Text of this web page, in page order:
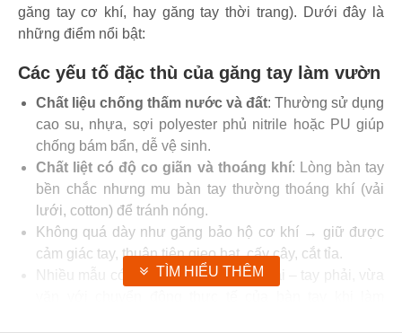
găng tay cơ khí, hay găng tay thời trang). Dưới đây là
những điểm nổi bật:
Các yếu tố đặc thù của găng tay làm vườn
Chất liệu chống thấm nước và đất: Thường sử dụng
cao su, nhựa, sợi polyester phủ nitrile hoặc PU giúp
chống bám bẩn, dễ vệ sinh.
Chất liệt có độ co giãn và thoáng khí: Lòng bàn tay
bền chắc nhưng mu bàn tay thường thoáng khí (vải
lưới, cotton) để tránh nóng.
Không quá dày như găng bảo hộ cơ khí → giữ được
cảm giác tay, thuận tiện gieo hạt, cấy cây, cắt tỉa.
Nhiều mẫu có thiết kế riêng biệt tay trái – tay phải, vừa
TÌM HIỂU THÊM